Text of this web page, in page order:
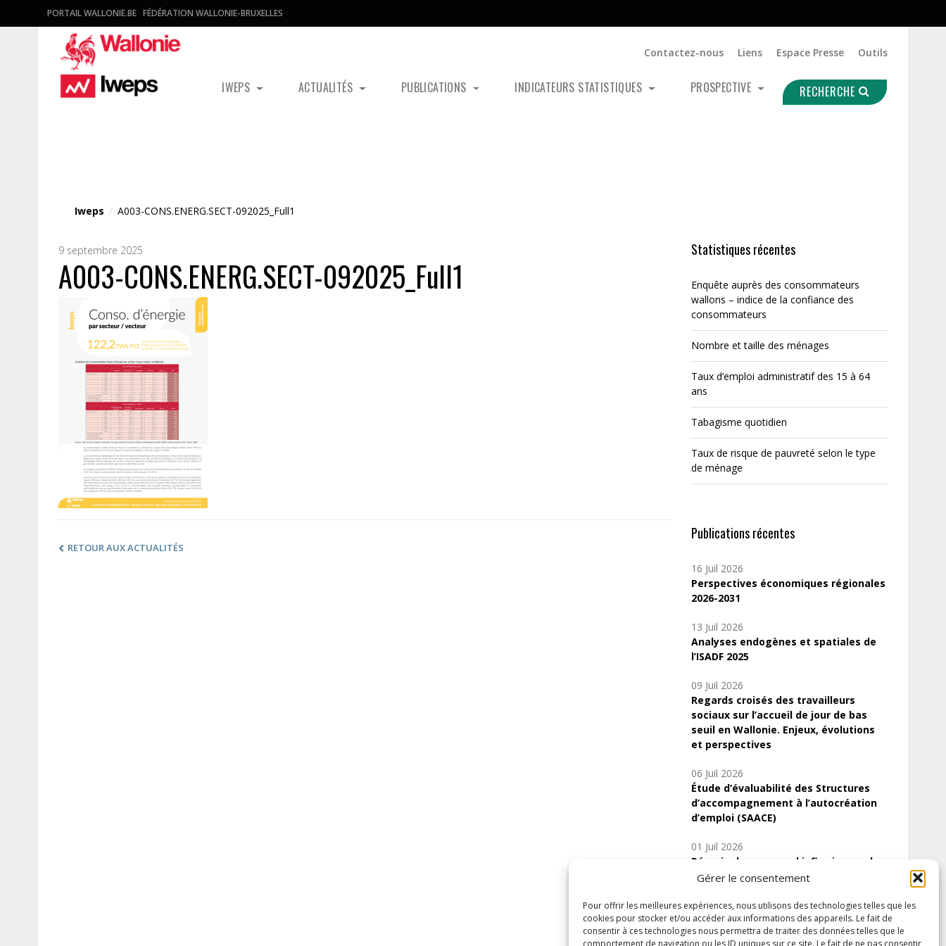
Gérer le consentement
Pour offrir les meilleures expériences, nous utilisons des technologies telles que les
cookies pour stocker et/ou accéder aux informations des appareils. Le fait de
consentir à ces technologies nous permettra de traiter des données telles que le
comportement de navigation ou les ID uniques sur ce site. Le fait de ne pas consentir
PORTAIL WALLONIE.BE FÉDÉRATION WALLONIE-BRUXELLES
Contactez-nous Liens Espace Presse Outils
IWEPS ACTUALITÉS PUBLICATIONS INDICATEURS STATISTIQUES PROSPECTIVE RECHERCHE
Iweps / A003-CONS.ENERG.SECT-092025_Full1
9 septembre 2025
A003-CONS.ENERG.SECT-092025_Full1
RETOUR AUX ACTUALITÉS
Statistiques récentes
Enquête auprès des consommateurs
wallons – indice de la confiance des
consommateurs
Nombre et taille des ménages
Taux d’emploi administratif des 15 à 64
ans
Tabagisme quotidien
Taux de risque de pauvreté selon le type
de ménage
Publications récentes
16 Juil 2026
Perspectives économiques régionales
2026-2031
13 Juil 2026
Analyses endogènes et spatiales de
l’ISADF 2025
09 Juil 2026
Regards croisés des travailleurs
sociaux sur l’accueil de jour de bas
seuil en Wallonie. Enjeux, évolutions
et perspectives
06 Juil 2026
Étude d’évaluabilité des Structures
d’accompagnement à l’autocréation
d’emploi (SAACE)
01 Juil 2026
Pénurie du personnel infirmier :quels
indicateurs d’offre de soins pour